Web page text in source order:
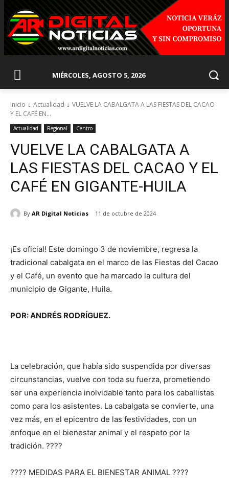
MIÉRCOLES, AGOSTO 5, 2026
Inicio Actualidad
VUELVE LA CABALGATA A LAS FIESTAS DEL CACAO
Y EL CAFÉ EN...
Actualidad Regional Centro
VUELVE LA CABALGATA A
LAS FIESTAS DEL CACAO Y EL
CAFÉ EN GIGANTE-HUILA
By AR Digital Noticias 11 de octubre de 2024
¡Es oficial! Este domingo 3 de noviembre, regresa la
tradicional cabalgata en el marco de las Fiestas del Cacao
y el Café, un evento que ha marcado la cultura del
municipio de Gigante, Huila.
POR: ANDRÉS RODRÍGUEZ.
La celebración, que había sido suspendida por diversas
circunstancias, vuelve con toda su fuerza, prometiendo
ser una experiencia inolvidable tanto para los caballistas
como para los asistentes. La cabalgata se convierte, una
vez más, en el epicentro de las festividades, con un
enfoque en el bienestar animal y el respeto por la
tradición. ????
????️ MEDIDAS PARA EL BIENESTAR ANIMAL ????